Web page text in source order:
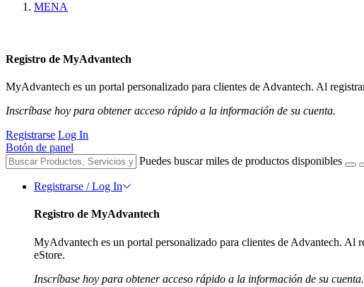
MENA
Registro de MyAdvantech
MyAdvantech es un portal personalizado para clientes de Advantech. Al
Inscríbase hoy para obtener acceso rápido a la información de su cuenta.
Registrarse Log In
Botón de panel
Puedes buscar miles de productos disponibles
Registrarse / Log In
Registro de MyAdvantech
MyAdvantech es un portal personalizado para clientes de Advantech. Al
eStore.
Inscríbase hoy para obtener acceso rápido a la información de su cuenta.